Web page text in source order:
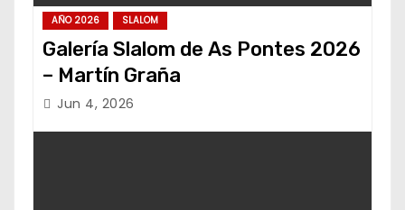
AÑO 2026 SLALOM
Galería Slalom de As Pontes 2026
– Martín Graña
Jun 4, 2026